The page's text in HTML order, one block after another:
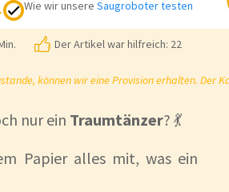
Wie wir unsere Saugroboter testen
Der Artikel war hilfreich: 22
können wir eine Provision erhalten. Der
nur ein Traumtänzer? 💃
Papier alles mit, was ein